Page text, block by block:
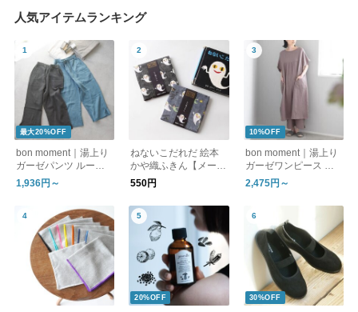
人気アイテムランキング
最大20%OFF
bon moment｜湯上り
ガーゼパンツ ルーム
パンツ
1,936円～
ねないこだれだ 絵本
かや織ふきん【メール
便可】
550円
10%OFF
bon moment｜湯上り
ガーゼワンピース ル
ームワンピース
2,475円～
20%OFF 30%OFF